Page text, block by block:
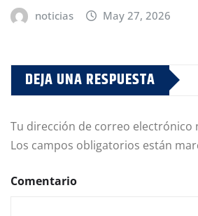
noticias May 27, 2026
DEJA UNA RESPUESTA
Tu dirección de correo electrónico
Los campos obligatorios están
Comentario